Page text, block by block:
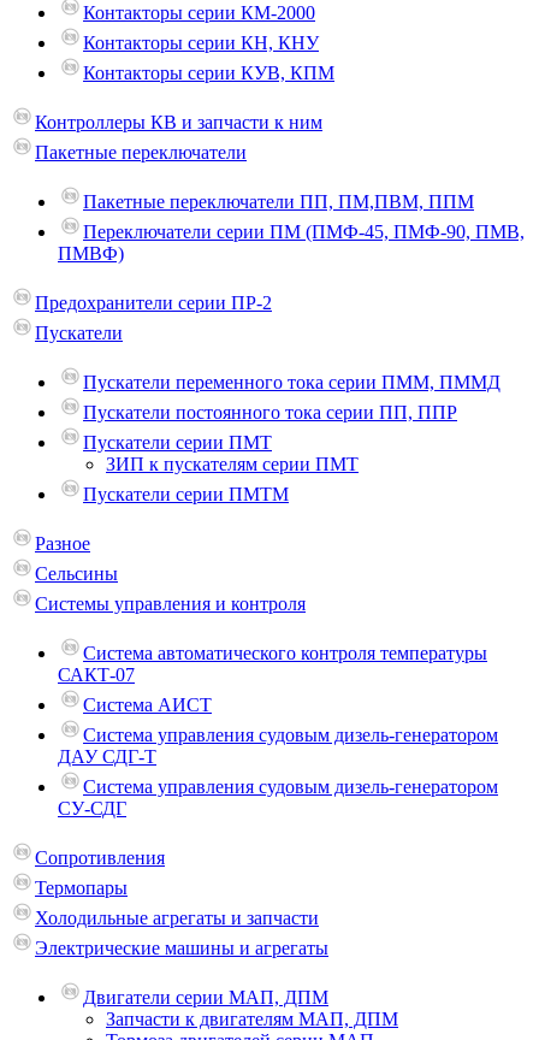
Контакторы серии КМ-2000
Контакторы серии КН, КНУ
Контакторы серии КУВ, КПМ
Контроллеры КВ и запчасти к ним
Пакетные переключатели
Пакетные переключатели ПП, ПМ,ПВМ, ППМ
Переключатели серии ПМ (ПМФ-45, ПМФ-90, ПМВ,
ПМВФ)
Предохранители серии ПР-2
Пускатели
Пускатели переменного тока серии ПММ, ПММД
Пускатели постоянного тока серии ПП, ППР
Пускатели серии ПМТ
ЗИП к пускателям серии ПМТ
Пускатели серии ПМТМ
Разное
Сельсины
Системы управления и контроля
Система автоматического контроля температуры
САКТ-07
Система АИСТ
Система управления судовым дизель-генератором
ДАУ СДГ-Т
Система управления судовым дизель-генератором
СУ-СДГ
Сопротивления
Термопары
Холодильные агрегаты и запчасти
Электрические машины и агрегаты
Двигатели серии МАП, ДПМ
Запчасти к двигателям МАП, ДПМ